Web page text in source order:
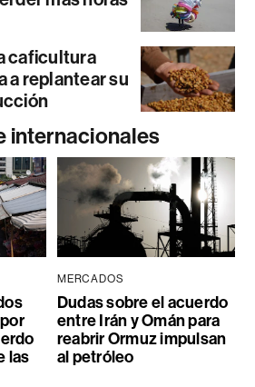
caficultura
a replantear su
internacionales
las
MERCADOS
Dudas sobre el acuerdo
entre Irán y Omán para
reabrir Ormuz impulsan
al petróleo